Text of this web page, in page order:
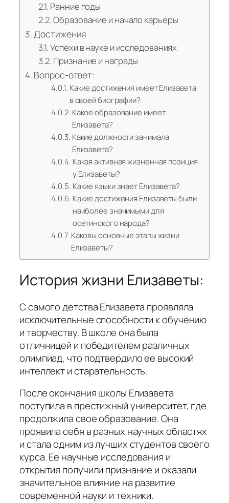
Ранние годы
Образование и начало карьеры
Достижения
Успехи в науке и исследованиях
Признание и награды
Вопрос-ответ:
Какие достижения имеет Елизавета
в своей биографии?
Какое образование имеет
Елизавета?
Какие должности занимала
Елизавета?
Какая активная жизненная позиция
у Елизаветы?
Какие языки знает Елизавета?
Какие достижения Елизаветы были
наиболее значимыми для
осетинского народа?
Каковы основные этапы жизни
Елизаветы?
История жизни Елизаветы:
С самого детства Елизавета проявляла
исключительные способности к обучению
и творчеству. В школе она была
отличницей и победителем различных
олимпиад, что подтвердило ее высокий
интеллект и старательность.
После окончания школы Елизавета
поступила в престижный университет, где
продолжила свое образование. Она
проявила себя в разных научных областях
и стала одним из лучших студентов своего
курса. Ее научные исследования и
открытия получили признание и оказали
значительное влияние на развитие
современной науки и техники.